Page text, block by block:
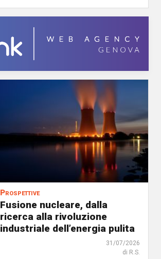
Prospettive
Fusione nucleare, dalla
ricerca alla rivoluzione
industriale dell’energia pulita
31/07/2026
di R.S.